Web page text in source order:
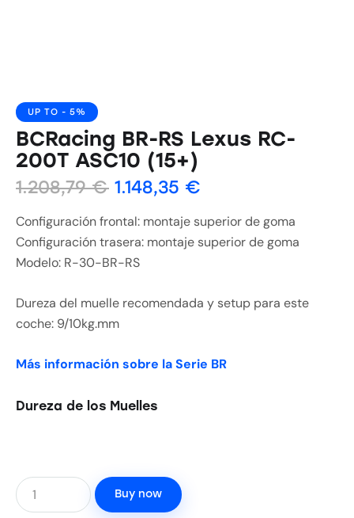
UP TO - 5%
BCRacing BR-RS Lexus RC-
200T ASC10 (15+)
1.208,79€ 1.148,35 €
Configuración frontal: montaje superior de goma
Configuración trasera: montaje superior de goma
Modelo: R-30-BR-RS
Dureza del muelle recomendada y setup para este
coche: 9/10kg.mm
Más información sobre la Serie BR
Dureza de los Muelles
Buy now